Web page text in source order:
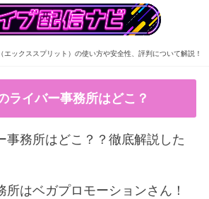
エックススプリット）の使い方や安全性、評判について解説！
ライバー事務所はどこ？
事務所はどこ？？徹底解説した
所はベガプロモーションさん！